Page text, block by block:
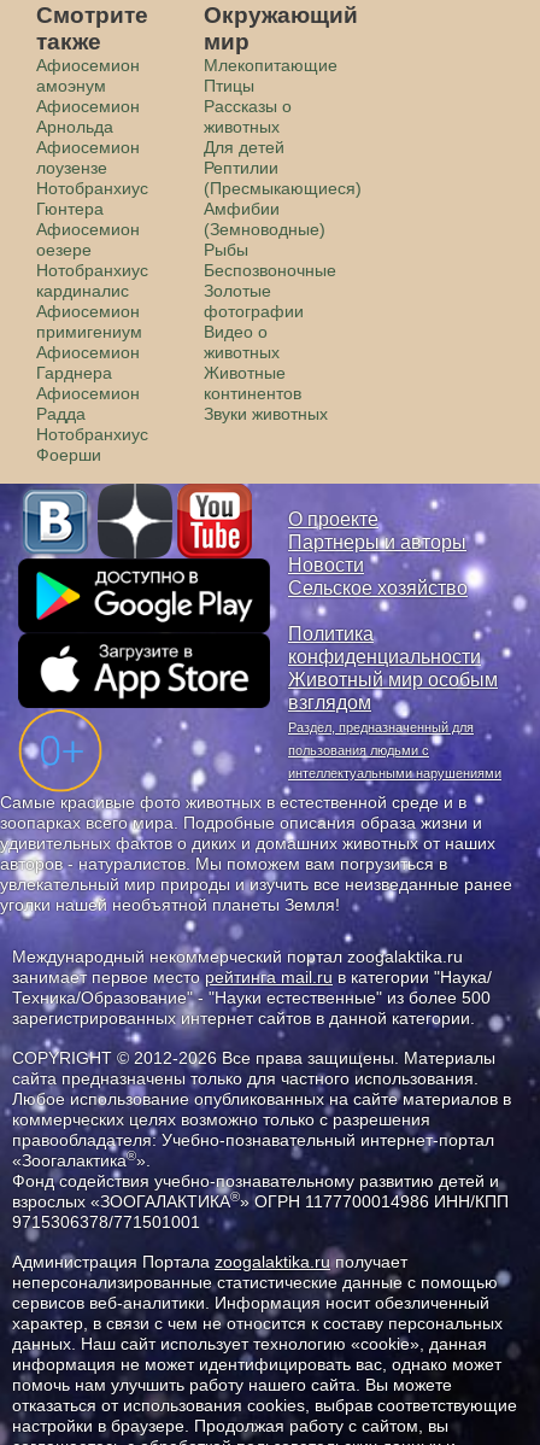
Смотрите
также
Афиосемион
амоэнум
Афиосемион
Арнольда
Афиосемион
лоузензе
Нотобранхиус
Гюнтера
Афиосемион
оезере
Нотобранхиус
кардиналис
Афиосемион
примигениум
Афиосемион
Гарднера
Афиосемион
Радда
Нотобранхиус
Фоерши
Окружающий
мир
Млекопитающие
Птицы
Рассказы о
животных
Для детей
Рептилии
(Пресмыкающиеся)
Амфибии
(Земноводные)
Рыбы
Беспозвоночные
Золотые
фотографии
Видео о
животных
Животные
континентов
Звуки животных
О проекте
Партнеры и авторы
Новости
Сельское хозяйство
Политика
конфиденциальности
Животный мир особым
взглядом
Раздел, предназначенный для
пользования людьми с
интеллектуальными нарушениями
Самые красивые фото животных в естественной среде и в
зоопарках всего мира. Подробные описания образа жизни и
удивительных фактов о диких и домашних животных от наших
авторов - натуралистов. Мы поможем вам погрузиться в
увлекательный мир природы и изучить все неизведанные ранее
уголки нашей необъятной планеты Земля!
Международный некоммерческий портал zoogalaktika.ru
занимает первое месторейтинга mail.ru в категории "Наука/
Техника/Образование" - "Науки естественные" из более 500
зарегистрированных интернет сайтов в данной категории.
COPYRIGHT © 2012-2026 Все права защищены. Материалы
сайта предназначены только для частного использования.
Любое использование опубликованных на сайте материалов в
коммерческих целях возможно только с разрешения
правообладателя: Учебно-познавательный интернет-портал
«Зоогалактика®».
Фонд содействия учебно-познавательному развитию детей и
взрослых «ЗООГАЛАКТИКА®» ОГРН 1177700014986 ИНН/КПП
9715306378/771501001
Администрация Портала zoogalaktika.ruполучает
неперсонализированные статистические данные с помощью
сервисов веб-аналитики. Информация носит обезличенный
характер, в связи с чем не относится к составу персональных
данных. Наш сайт использует технологию «cookie», данная
информация не может идентифицировать вас, однако может
помочь нам улучшить работу нашего сайта. Вы можете
отказаться от использования cookies, выбрав соответствующие
настройки в браузере. Продолжая работу с сайтом, вы